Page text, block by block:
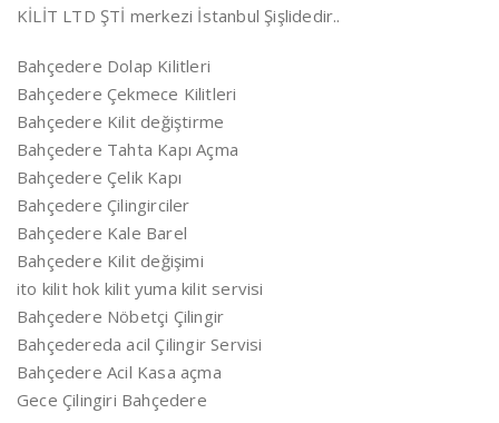
KİLİT LTD ŞTİ merkezi İstanbul Şişlidedir..
Bahçedere Dolap Kilitleri
Bahçedere Çekmece Kilitleri
Bahçedere Kilit değiştirme
Bahçedere Tahta Kapı Açma
Bahçedere Çelik Kapı
Bahçedere Çilingirciler
Bahçedere Kale Barel
Bahçedere Kilit değişimi
ito kilit hok kilit yuma kilit servisi
Bahçedere Nöbetçi Çilingir
Bahçedereda acil Çilingir Servisi
Bahçedere Acil Kasa açma
Gece Çilingiri Bahçedere